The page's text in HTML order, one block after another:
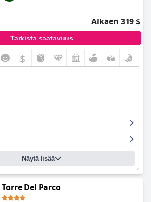
Alkaen 319 $
Tarkista saatavuus
$
Näytä lisää
Torre Del Parco